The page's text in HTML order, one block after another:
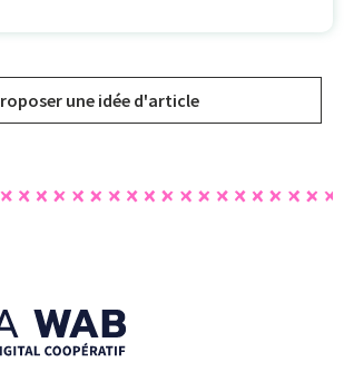
une idée d'article